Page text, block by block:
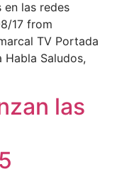
en las redes
17 from
TV Portada
Saludos,
las